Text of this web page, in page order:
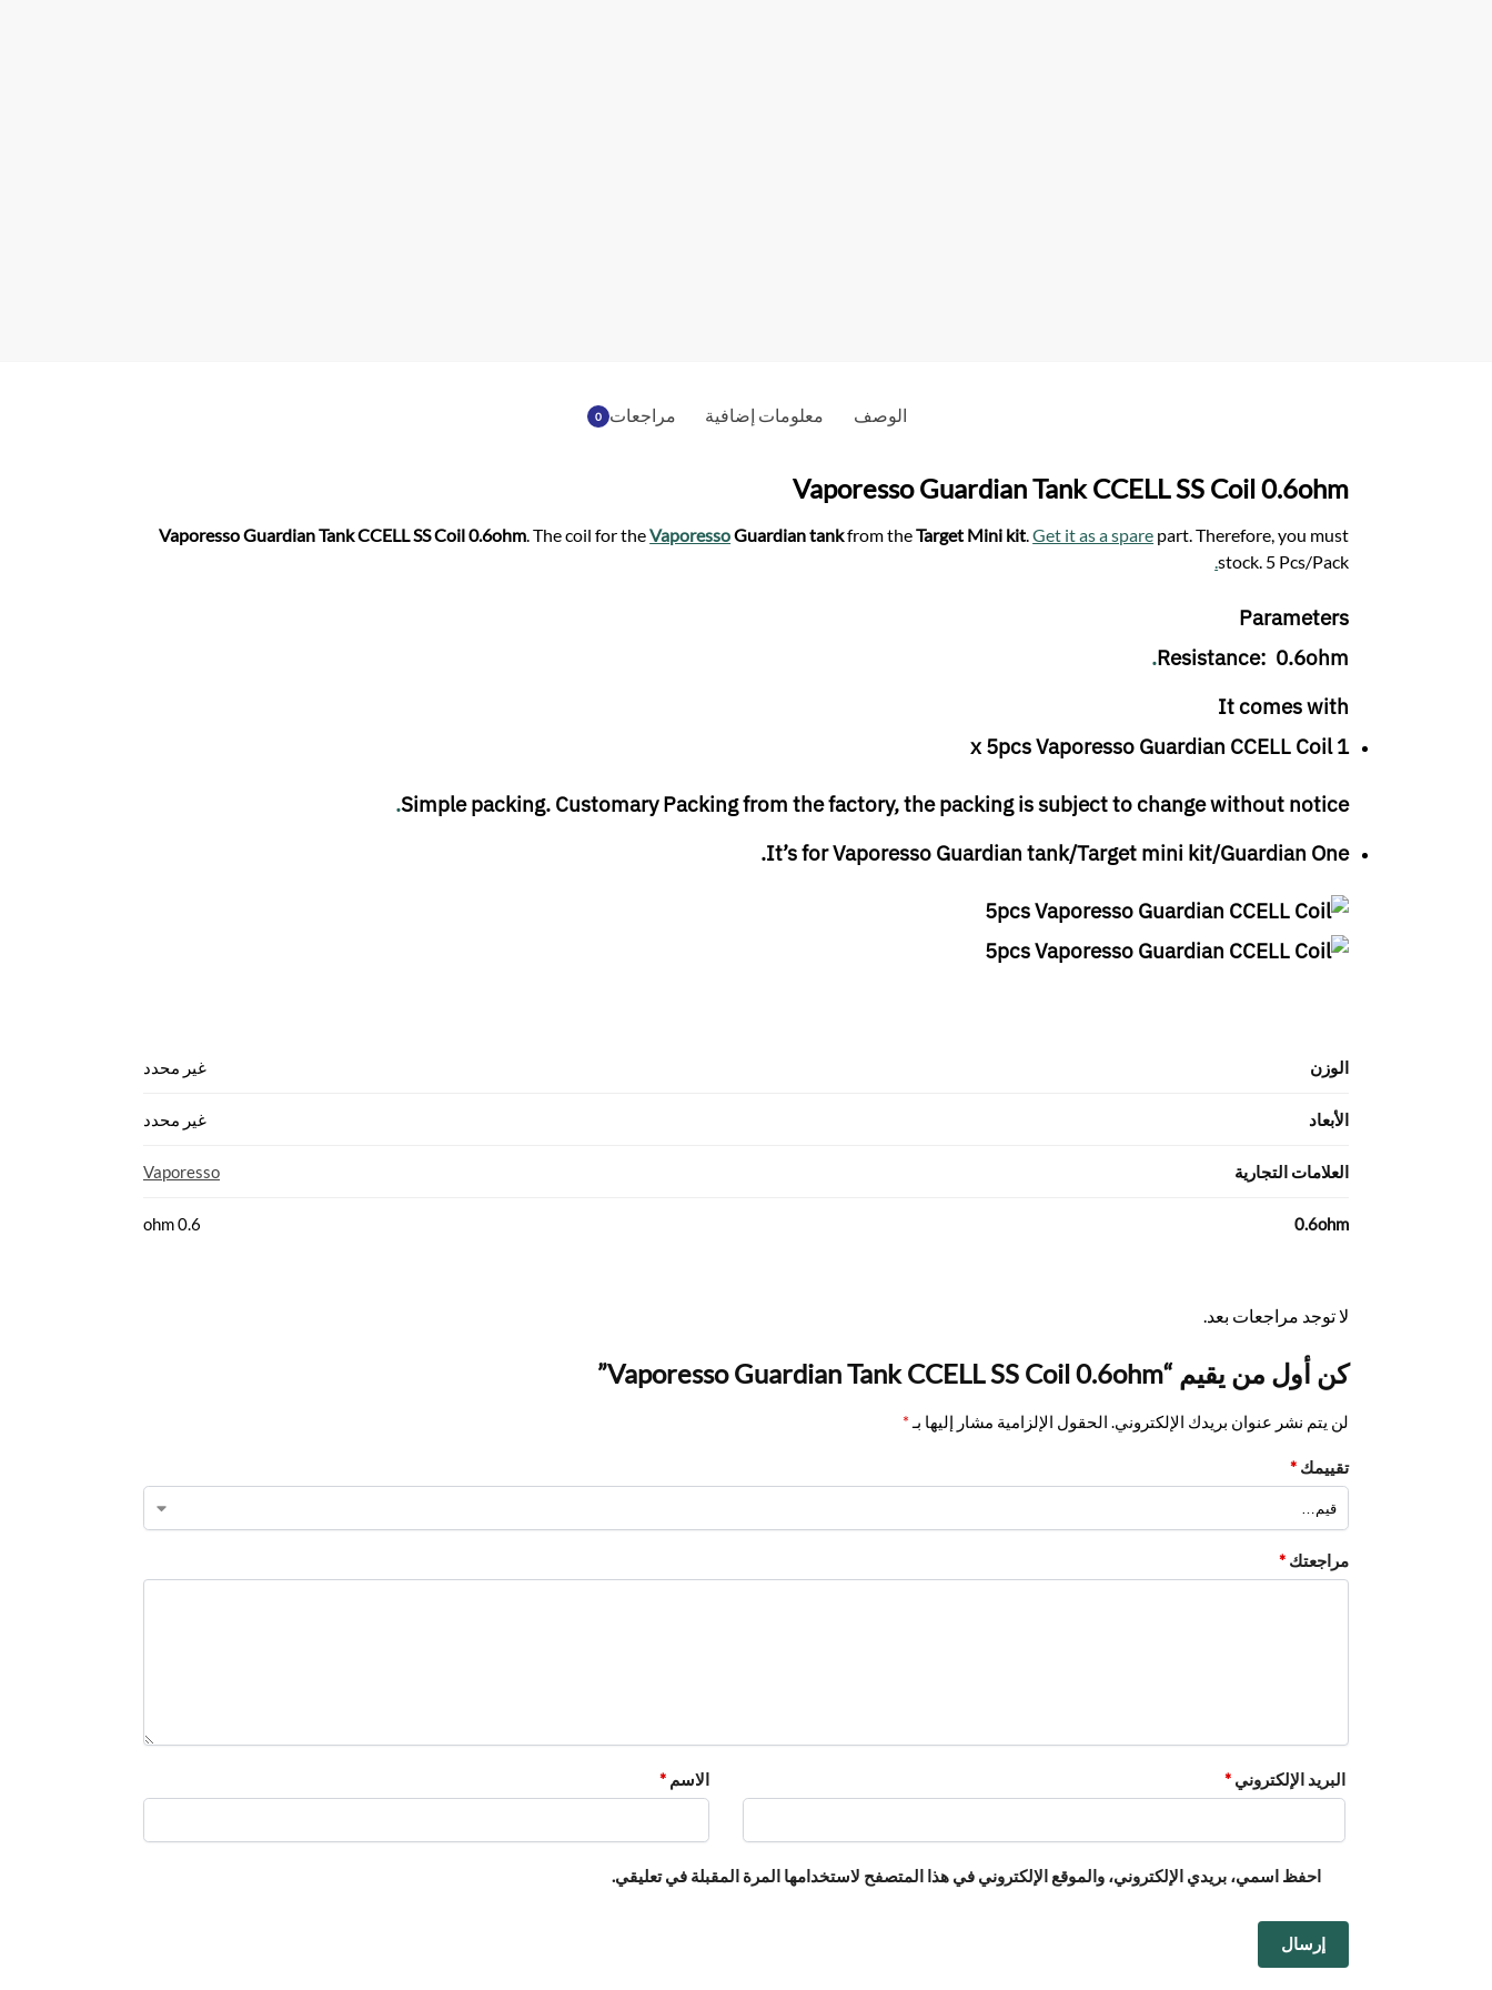
الوصف معلومات إضافية مراجعات 0
Vaporesso Guardian Tank CCELL SS Coil 0.6ohm
Vaporesso Guardian Tank CCELL SS Coil0.6ohm . The coil for theVaporessoGuardian tankfrom theTarget Mini kit .Get it as a spare part. Therefore, you must
stock. 5 Pcs/Pack
.
Parameters
Resistance: 0.6ohm
.
It comes with
1 x 5pcs
Vaporesso Guardian CCELL Coil
Simple packing. Customary Packing from the factory, the packing is subject to change without notice
.
It’s forVaporesso Guardian tank/Target mini kit/Guardian One
.
الوزن غير محدد
الأبعاد غير محدد
العلامات التجارية Vaporesso
0.6ohm
0.6 ohm
لا توجد مراجعات بعد.
كن أول من يقيم “Vaporesso Guardian Tank CCELL SS Coil 0.6ohm”
لن يتم نشر عنوان بريدك الإلكتروني. الحقول الإلزامية مشار إليها بـ *
تقييمك *
مراجعتك *
الاسم * البريد الإلكتروني*
احفظ اسمي، بريدي الإلكتروني، والموقع الإلكتروني في هذا المتصفح لاستخدامها المرة المقبلة في تعليقي.